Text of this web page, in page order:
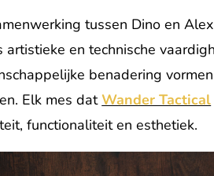
tussen Dino en
artistieke en technische
benadering
Elk mes datWander Tactical
functionaliteit en esthetiek.